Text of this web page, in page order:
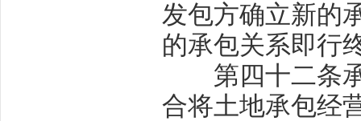
发包方确立新的
的承包关系即行
第四十二条
合将土地承包经